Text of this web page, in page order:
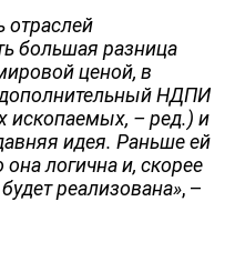
отраслей
большая разница
ценой, в
дополнительный НДПИ
ископаемых, – ред.) и
идея. Раньше ей
логична и, скорее
реализована», –